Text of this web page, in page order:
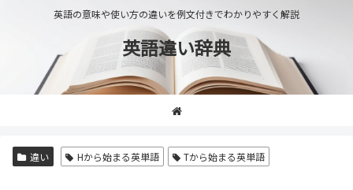
英語の意味や使い方の違いを例文付きでわかりやすく解説
英語違い辞典
違い Hから始まる英単語 Tから始まる英単語